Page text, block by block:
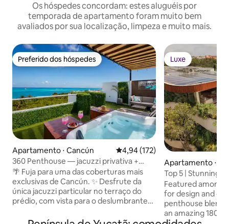
Os hóspedes concordam: estes aluguéis por
temporada de apartamento foram muito bem
avaliados por sua localização, limpeza e muito mais.
Preferido dos hóspedes
Preferido dos hóspedes
Apartamento ⋅ Cancún 4,94 de uma avaliação média de
4,94 (172)
360 Penthouse — jacuzzi privativa +
piscina na cobertura
🌴 Fuja para uma das coberturas mais
exclusivas de Cancún. ✨ Desfrute da
única jacuzzi particular no terraço do
prédio, com vista para o deslumbrante
Tortugas e à balsa de Isla Mujeres. 🌃
Luxe
Luxe
Apartamento ⋅
Top 5 | Stunning
Concierge
Featured
for design and
penthouse
an amazing 180º